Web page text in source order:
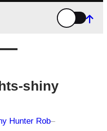
shiny
Hunter Rob–